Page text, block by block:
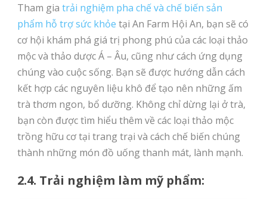
Tham gia trải nghiệm pha chế và chế biến sản
phẩm hỗ trợ sức khỏe tại An Farm Hội An, bạn sẽ có
cơ hội khám phá giá trị phong phú của các loại thảo
mộc và thảo dược Á – Âu, cũng như cách ứng dụng
chúng vào cuộc sống. Bạn sẽ được hướng dẫn cách
kết hợp các nguyên liệu khô để tạo nên những ấm
trà thơm ngon, bổ dưỡng. Không chỉ dừng lại ở trà,
bạn còn được tìm hiểu thêm về các loại thảo mộc
trồng hữu cơ tại trang trại và cách chế biến chúng
thành những món đồ uống thanh mát, lành mạnh.
2.4. Trải nghiệm làm mỹ phẩm: